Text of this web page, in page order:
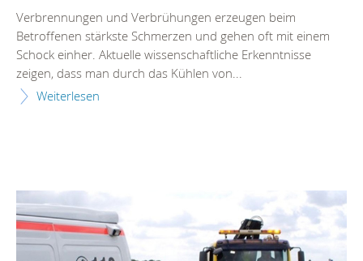
Verbrennungen und Verbrühungen erzeugen beim
Betroffenen stärkste Schmerzen und gehen oft mit einem
Schock einher. Aktuelle wissenschaftliche Erkenntnisse
zeigen, dass man durch das Kühlen von...
Weiterlesen